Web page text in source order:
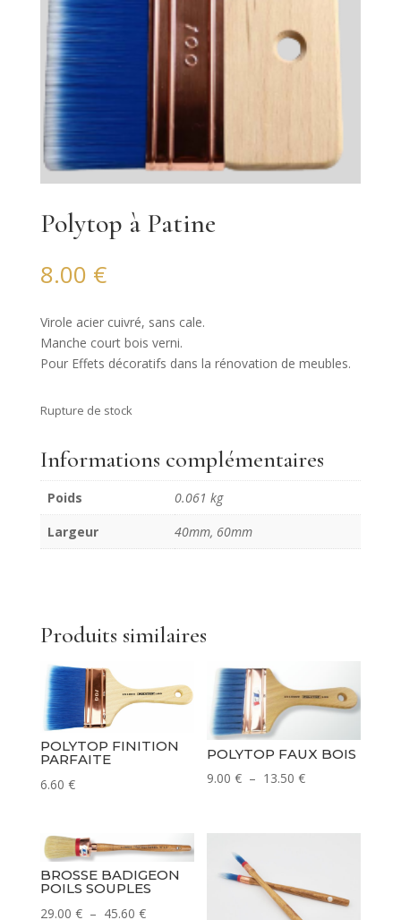
Polytop à Patine
8.00 €
Virole acier cuivré, sans cale.
Manche court bois verni.
Pour Effets décoratifs dans la rénovation de meubles.
Rupture de stock
Informations complémentaires
Poids
0.061 kg
Largeur
40mm, 60mm
Produits similaires
POLYTOP FINITION
PARFAITE
6.60 €
POLYTOP FAUX BOIS
9.00€ – 13.50€Plage
13.50 €
BROSSE BADIGEON
POILS SOUPLES
29.00 € – 45.60 €Plage